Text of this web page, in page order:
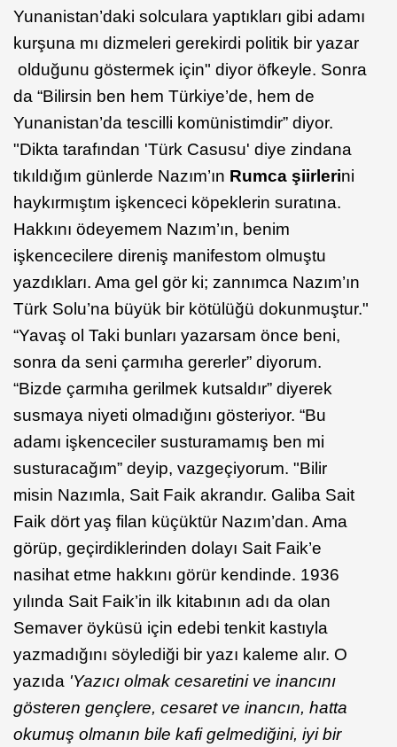
Yunanistan’daki solculara yaptıkları gibi adamı
kurşuna mı dizmeleri gerekirdi politik bir yazar
olduğunu göstermek için" diyor öfkeyle. Sonra
da “Bilirsin ben hem Türkiye’de, hem de
Yunanistan’da tescilli komünistimdir” diyor.
"Dikta tarafından 'Türk Casusu' diye zindana
tıkıldığım günlerde Nazım’ın Rumca şiirlerini
haykırmıştım işkenceci köpeklerin suratına.
Hakkını ödeyemem Nazım’ın, benim
işkencecilere direniş manifestom olmuştu
yazdıkları. Ama gel gör ki; zannımca Nazım’ın
Türk Solu’na büyük bir kötülüğü dokunmuştur."
“Yavaş ol Taki bunları yazarsam önce beni,
sonra da seni çarmıha gererler” diyorum.
“Bizde çarmıha gerilmek kutsaldır” diyerek
susmaya niyeti olmadığını gösteriyor. “Bu
adamı işkenceciler susturamamış ben mi
susturacağım” deyip, vazgeçiyorum. "Bilir
misin Nazımla, Sait Faik akrandır. Galiba Sait
Faik dört yaş filan küçüktür Nazım’dan. Ama
görüp, geçirdiklerinden dolayı Sait Faik’e
nasihat etme hakkını görür kendinde. 1936
yılında Sait Faik’in ilk kitabının adı da olan
Semaver öyküsü için edebi tenkit kastıyla
yazmadığını söylediği bir yazı kaleme alır. O
yazıda 'Yazıcı olmak cesaretini ve inancını
gösteren gençlere, cesaret ve inancın, hatta
okumuş olmanın bile kafi gelmediğini, iyi bir